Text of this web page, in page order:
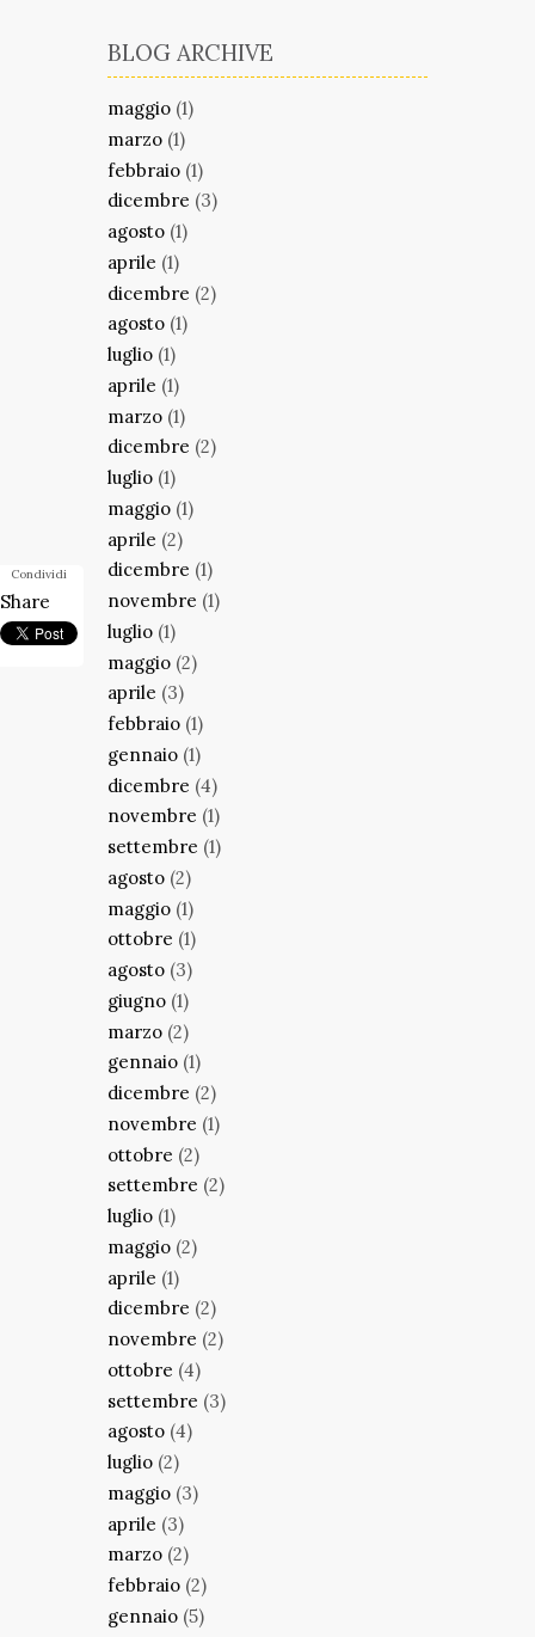
BLOG ARCHIVE
maggio (1)
marzo (1)
febbraio (1)
dicembre (3)
agosto (1)
aprile (1)
dicembre (2)
agosto (1)
luglio (1)
aprile (1)
marzo (1)
dicembre (2)
luglio (1)
maggio (1)
aprile (2)
dicembre (1)
novembre (1)
luglio (1)
maggio (2)
aprile (3)
febbraio (1)
gennaio (1)
dicembre (4)
novembre (1)
settembre (1)
agosto (2)
maggio (1)
ottobre (1)
agosto (3)
giugno (1)
marzo (2)
gennaio (1)
dicembre (2)
novembre (1)
ottobre (2)
settembre (2)
luglio (1)
maggio (2)
aprile (1)
dicembre (2)
novembre (2)
ottobre (4)
settembre (3)
agosto (4)
luglio (2)
maggio (3)
aprile (3)
marzo (2)
febbraio (2)
gennaio (5)
Condividi
Share